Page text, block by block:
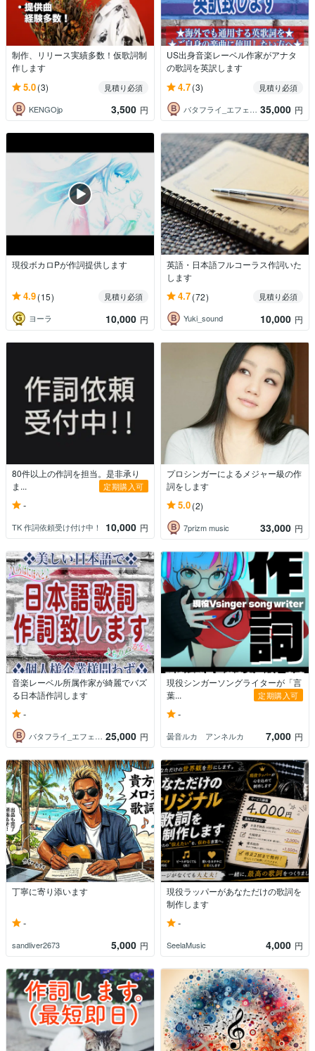
制作、リリース実績多数！仮歌詞制
作します
5.0(3)
見積り必須
KENGOjp
3,500 円
US出身音楽レーベル作家がアナタ
の歌詞を英訳します
4.7(3)
見積り必須
バタフライ_エフェクト 35,000 円
現役ボカロPが作詞提供します
4.9(15)
見積り必須
ヨーラ
10,000 円
英語・日本語フルコーラス作詞いた
します
4.7(72)
見積り必須
Yuki_sound
10,000 円
80件以上の作詞を担当。是非承り
ま...
定期購入可
-
TK 作詞依頼受け付け中！ 10,000 円
プロシンガーによるメジャー級の作
詞をします
5.0(2)
7prizm music 33,000 円
音楽レーベル所属作家が綺麗でバズ
る日本語作詞します
-
バタフライ_エフェクト 25,000 円
現役シンガーソングライターが「言
葉...
定期購入可
-
曇音ルカ アンネルカ 7,000 円
丁寧に寄り添います
-
sandliver2673 5,000 円
現役ラッパーがあなただけの歌詞を
制作します
-
SeelaMusic 4,000 円